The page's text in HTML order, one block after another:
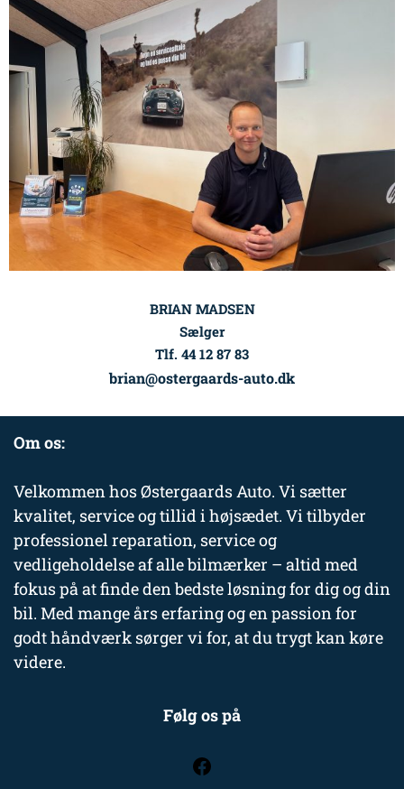
BRIAN MADSEN
Sælger
Tlf. 44 12 87 83
brian@ostergaards-auto.dk
Om os:
Velkommen hos Østergaards Auto. Vi sætter
kvalitet, service og tillid i højsædet. Vi tilbyder
professionel reparation, service og
vedligeholdelse af alle bilmærker – altid med
fokus på at finde den bedste løsning for dig og din
bil. Med mange års erfaring og en passion for
godt håndværk sørger vi for, at du trygt kan køre
videre.
Følg os på